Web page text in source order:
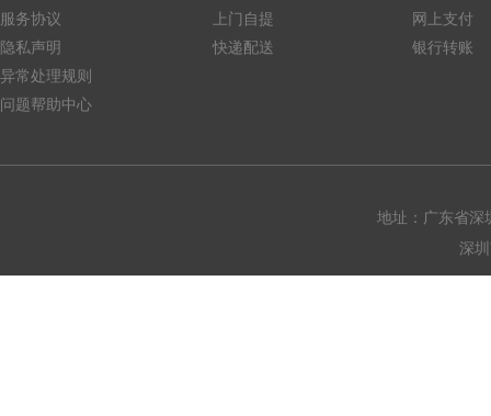
服务协议
隐私声明
异常处理规则
问题帮助中心
上门自提
快递配送
网上支付
银行转账
地址：广东省深
深